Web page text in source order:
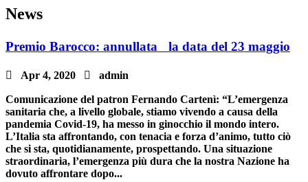
News
Premio Barocco: annullata la data del 23 maggio
 Apr 4, 2020  admin
Comunicazione del patron Fernando Cartenì: “L’emergenza
sanitaria che, a livello globale, stiamo vivendo a causa della
pandemia Covid-19, ha messo in ginocchio il mondo intero.
L’Italia sta affrontando, con tenacia e forza d’animo, tutto ciò
che si sta, quotidianamente, prospettando. Una situazione
straordinaria, l’emergenza più dura che la nostra Nazione ha
dovuto affrontare dopo...